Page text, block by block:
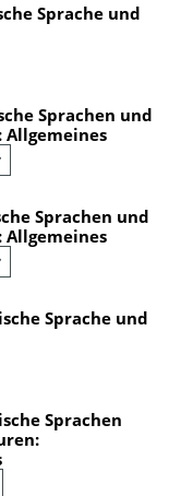
Sprache und
Sprachen und
Sprachen und
Sprache und
Sprachen